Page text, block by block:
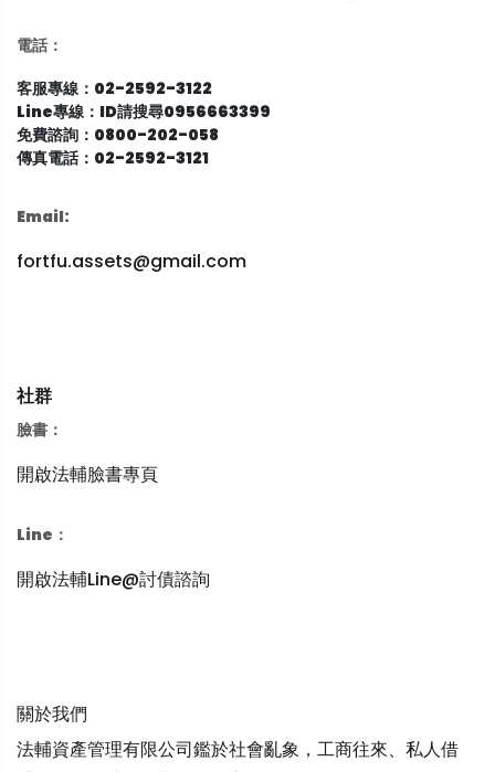
電話：
客服專線：02-2592-3122
Line專線：ID請搜尋0956663399
免費諮詢：0800-202-058
傳真電話：02-2592-3121
Email:
fortfu.assets@gmail.com
社群
臉書：
開啟法輔臉書專頁
Line：
開啟法輔Line@討債諮詢
關於我們
法輔資產管理有限公司鑑於社會亂象，工商往來、私人借